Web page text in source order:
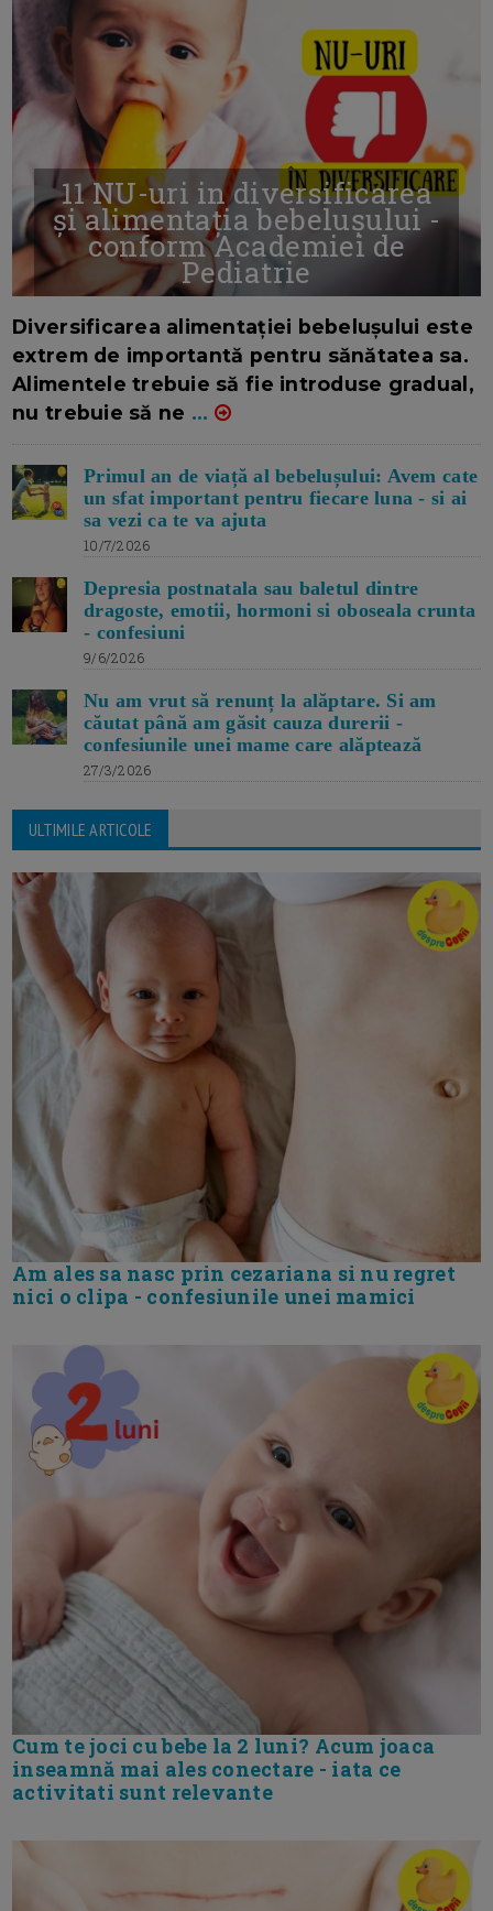
11 NU-uri in diversificarea
și alimentația bebelușului -
conform Academiei de
Pediatrie
Diversificarea alimentației bebelușului este
extrem de importantă pentru sănătatea sa.
Alimentele trebuie să fie introduse gradual,
nu trebuie să ne ...
Primul an de viață al bebelușului: Avem cate
un sfat important pentru fiecare luna - si ai
sa vezi ca te va ajuta
10/7/2026
Depresia postnatala sau baletul dintre
dragoste, emotii, hormoni si oboseala crunta
- confesiuni
9/6/2026
Nu am vrut să renunț la alăptare. Si am
căutat până am găsit cauza durerii -
confesiunile unei mame care alăptează
27/3/2026
ULTIMILE ARTICOLE
Am ales sa nasc prin cezariana si nu regret
nici o clipa - confesiunile unei mamici
Cum te joci cu bebe la 2 luni? Acum joaca
inseamnă mai ales conectare - iata ce
activitati sunt relevante